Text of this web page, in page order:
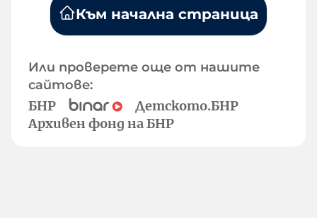
Към начална страница
Или проверете още от нашите
сайтове:
БНР
Детското.БНР
Архивен фонд на БНР